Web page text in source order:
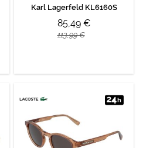
Karl Lagerfeld KL6160S
85,49 €
113,99 €